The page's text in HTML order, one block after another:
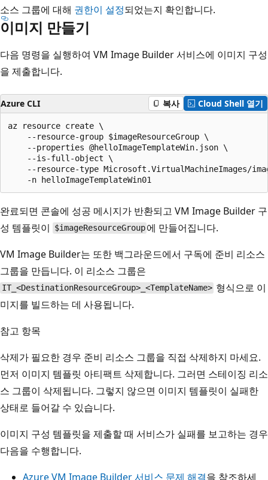
소스 그룹에 대해 권한이 설정되었는지 확인합니다.
이미지 만들기
다음 명령을 실행하여 VM Image Builder 서비스에 이미지 구성
을 제출합니다.
Azure CLI 복사 Cloud Shell 열기
az resource create \
    --resource-group $imageResourceGroup \
    --properties @helloImageTemplateWin.json \
    --is-full-object \
--resource-type Microsoft.VirtualMachineImages/
완료되면 콘솔에 성공 메시지가 반환되고 VM Image Builder 구
성 템플릿이
$imageResourceGroup 에 만들어집니다.
VM Image Builder는 또한 백그라운드에서 구독에 준비 리소스
그룹을 만듭니다. 이 리소스 그룹은
IT_<DestinationResourceGroup>_<TemplateName> 형식으로 이
미지를 빌드하는 데 사용됩니다.
참고 항목
삭제가 필요한 경우 준비 리소스 그룹을 직접 삭제하지 마세요.
먼저 이미지 템플릿 아티팩트 삭제합니다. 그러면 스테이징 리소
스 그룹이 삭제됩니다. 그렇지 않으면 이미지 템플릿이 실패한
상태로 들어갈 수 있습니다.
이미지 구성 템플릿을 제출할 때 서비스가 실패를 보고하는 경우
다음을 수행합니다.
Azure VM Image Builder 서비스 문제 해결을 참조하세